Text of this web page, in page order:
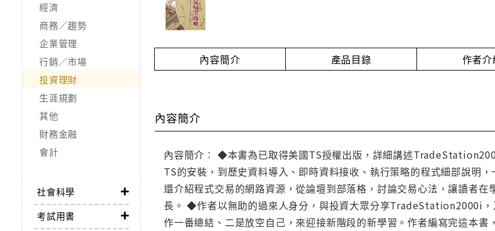
經濟
商務／趨勢
企業管理
行銷／市場
投資理財
生涯規劃
其他
財務金融
會計
社會科學
考試用書
內容簡介 產品目錄 作者介
內容簡介
內容簡介︰ ◆本書為已取得美國TS授權出版，詳細講述
TS的安裝，到歷史資料導入、即時資料接收、執行策略的程式細部說
還介紹程式交易的網路資源，從論壇到部落格，討論交易心法，讓讀者
長。 ◆作者以無助的過來人身分，與投資大眾分享TradeStation2000i
作一番總結、二是放空自己，來迎接新階段的新學習。作者編寫完這本